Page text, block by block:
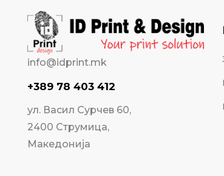
info@idprint.mk
+389 78 403 412
ул. Васил Сурчев 60,
2400 Струмица,
Македонија